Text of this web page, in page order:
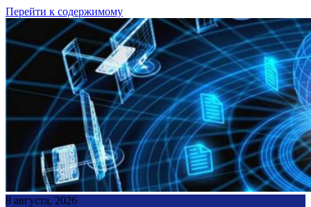
Перейти к содержимому
8 августа, 2026